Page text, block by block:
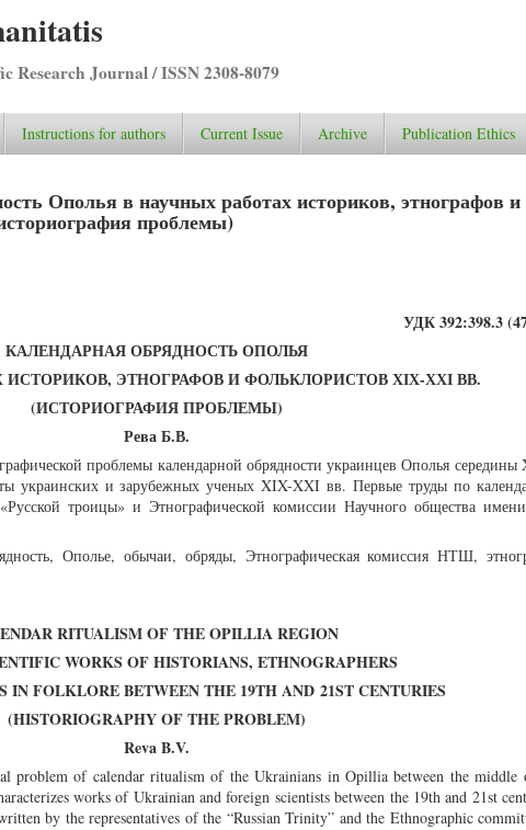
Research Journal / ISSN 2308-8079
Instructions for authors Current Issue Archive Publication Ethics
Ополья в научных работах историков, этнографов и
проблемы)
УДК 392:398.3
КАЛЕНДАРНАЯ ОБРЯДНОСТЬ ОПОЛЬЯ
ЭТНОГРАФОВ И ФОЛЬКЛОРИСТОВ ХІХ-ХХІ ВВ.
(ИСТОРИОГРАФИЯ ПРОБЛЕМЫ)
Рева Б.В.
проблемы календарной обрядности украинцев Ополья
украинских и зарубежных ученых XIX-XXI вв. Первые труды по
троицы» и Этнографической комиссии Научного общества
Ополье, обычаи, обряды, Этнографическая комиссия НТШ,
RITUALISM OF THE OPILLIA REGION
WORKS OF HISTORIANS, ETHNOGRAPHERS
IN FOLKLORE BETWEEN THE 19TH AND 21ST CENTURIES
(HISTORIOGRAPHY OF THE PROBLEM)
Reva B.V.
problem of calendar ritualism of the Ukrainians in Opillia between the middle
works of Ukrainian and foreign scientists between the 19th and 21st
by the representatives of the “Russian Trinity” and the Ethnographic